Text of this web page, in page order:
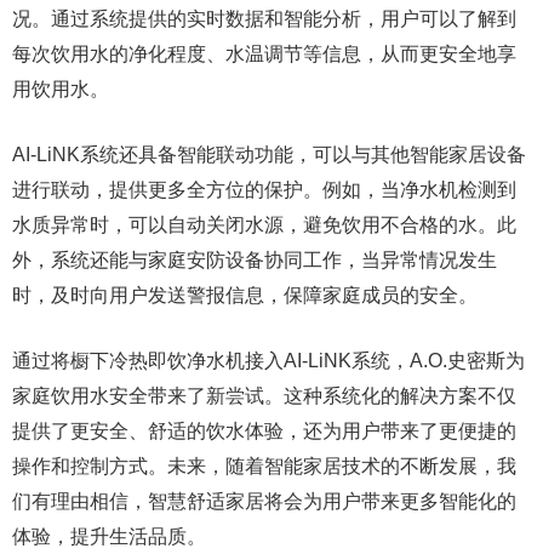
况。通过系统提供的实时数据和智能分析，用户可以了解到
每次饮用水的净化程度、水温调节等信息，从而更安全地享
用饮用水。
AI-LiNK系统还具备智能联动功能，可以与其他智能家居设备
进行联动，提供更多全方位的保护。例如，当净水机检测到
水质异常时，可以自动关闭水源，避免饮用不合格的水。此
外，系统还能与家庭安防设备协同工作，当异常情况发生
时，及时向用户发送警报信息，保障家庭成员的安全。
通过将橱下冷热即饮净水机接入AI-LiNK系统，A.O.史密斯为
家庭饮用水安全带来了新尝试。这种系统化的解决方案不仅
提供了更安全、舒适的饮水体验，还为用户带来了更便捷的
操作和控制方式。未来，随着智能家居技术的不断发展，我
们有理由相信，智慧舒适家居将会为用户带来更多智能化的
体验，提升生活品质。